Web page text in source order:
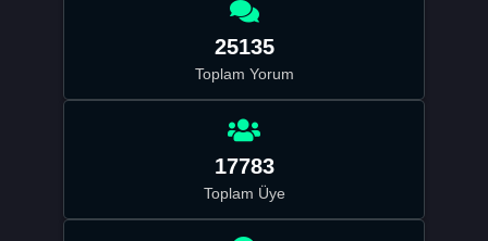
25135
Toplam Yorum
17783
Toplam Üye